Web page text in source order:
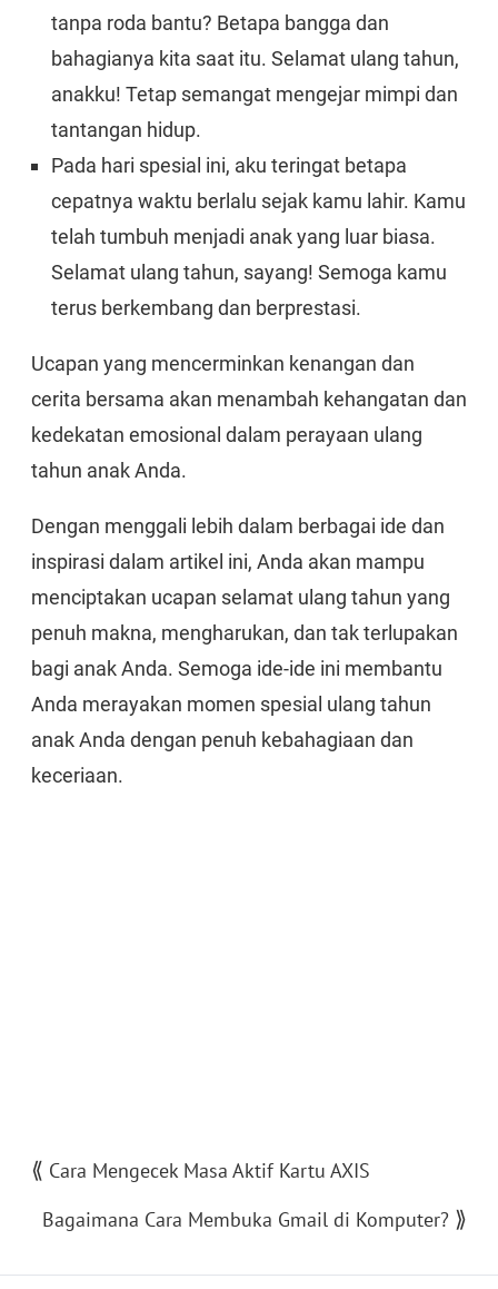
tanpa roda bantu? Betapa bangga dan
bahagianya kita saat itu. Selamat ulang tahun,
anakku! Tetap semangat mengejar mimpi dan
tantangan hidup.
Pada hari spesial ini, aku teringat betapa
cepatnya waktu berlalu sejak kamu lahir. Kamu
telah tumbuh menjadi anak yang luar biasa.
Selamat ulang tahun, sayang! Semoga kamu
terus berkembang dan berprestasi.
Ucapan yang mencerminkan kenangan dan
cerita bersama akan menambah kehangatan dan
kedekatan emosional dalam perayaan ulang
tahun anak Anda.
Dengan menggali lebih dalam berbagai ide dan
inspirasi dalam artikel ini, Anda akan mampu
menciptakan ucapan selamat ulang tahun yang
penuh makna, mengharukan, dan tak terlupakan
bagi anak Anda. Semoga ide-ide ini membantu
Anda merayakan momen spesial ulang tahun
anak Anda dengan penuh kebahagiaan dan
keceriaan.
⟪ Cara Mengecek Masa Aktif Kartu AXIS
Bagaimana Cara Membuka Gmail di Komputer? ⟫